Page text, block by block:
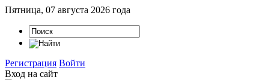
Пятница, 07 августа 2026 года
Регистрация Войти
Вход на сайт